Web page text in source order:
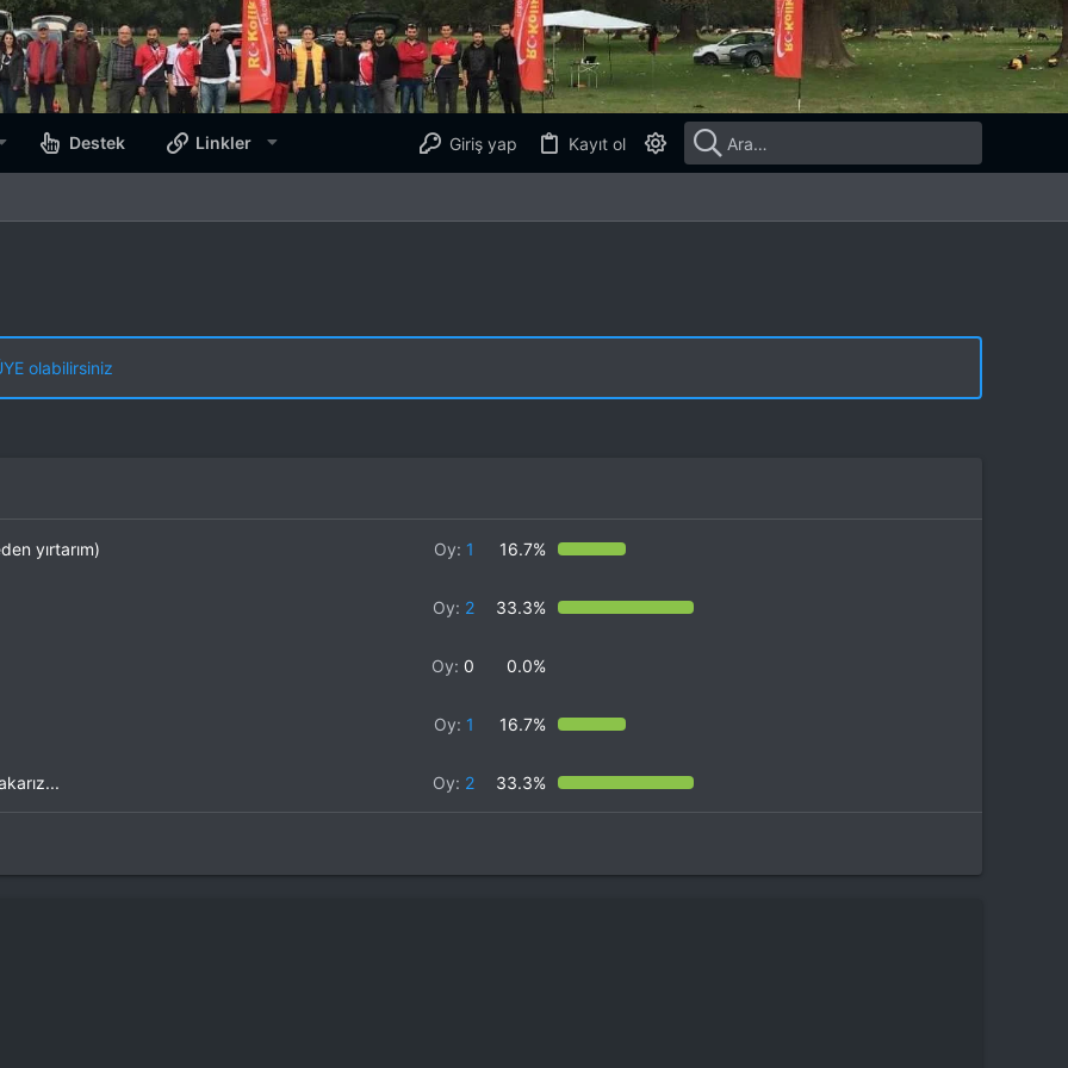
Destek Linkler Giriş yap Kayıt ol
olabilirsiniz
yırtarım) Oy: 1 16.7%
Oy: 2 33.3%
Oy: 0 0.0%
Oy: 1 16.7%
Oy: 2 33.3%